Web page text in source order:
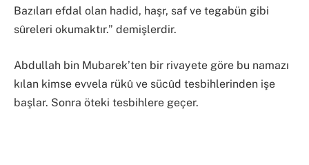
Bazıları efdal olan hadid, haşr, saf ve tegabün gibi
sûreleri okumaktır.” demişlerdir.
Abdullah bin Mubarek’ten bir rivayete göre bu namazı
kılan kimse evvela rükû ve sücûd tesbihlerinden işe
başlar. Sonra öteki tesbihlere geçer.